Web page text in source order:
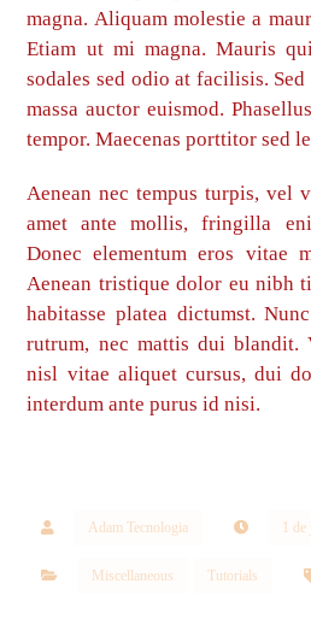
magna. Aliquam molestie a
Etiam ut mi magna. Mauris
sodales sed odio at facilisis.
massa auctor euismod.
tempor. Maecenas porttitor sed
Aenean nec tempus turpis, vel
amet ante mollis, fringilla
Donec elementum eros vitae
Aenean tristique dolor eu nibh
habitasse platea dictumst.
rutrum, nec mattis dui blandit.
nisl vitae aliquet cursus, dui
interdum ante purus id nisi.
Adam Tecnologia 1 de
Miscellaneous Tutorials